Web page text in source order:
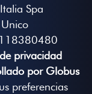
Spa
privacidad
por Globus
preferencias